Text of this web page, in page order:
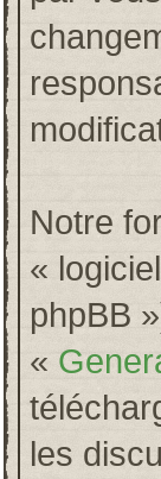
Notre
«
phpBB
«
les